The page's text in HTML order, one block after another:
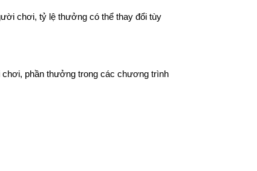
chơi, tỷ lệ thưởng có thể thay đổi tùy
phần thưởng trong các chương trình